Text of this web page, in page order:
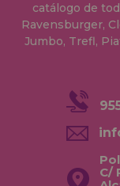
catálogo de
Ravensburger,
Jumbo, Trefl,
C/